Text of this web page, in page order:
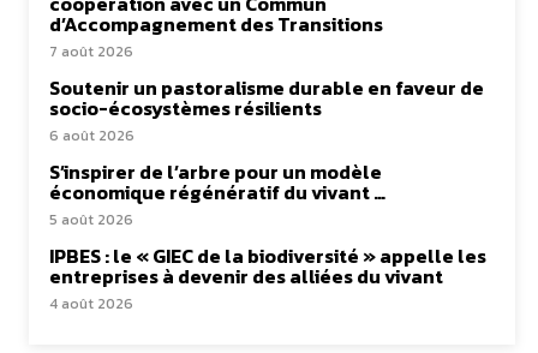
d’Accompagnement des Transitions
7 août 2026
Soutenir un pastoralisme durable en faveur de
socio-écosystèmes résilients
6 août 2026
S’inspirer de l’arbre pour un modèle
économique régénératif du vivant …
5 août 2026
IPBES : le « GIEC de la biodiversité » appelle les
entreprises à devenir des alliées du vivant
4 août 2026